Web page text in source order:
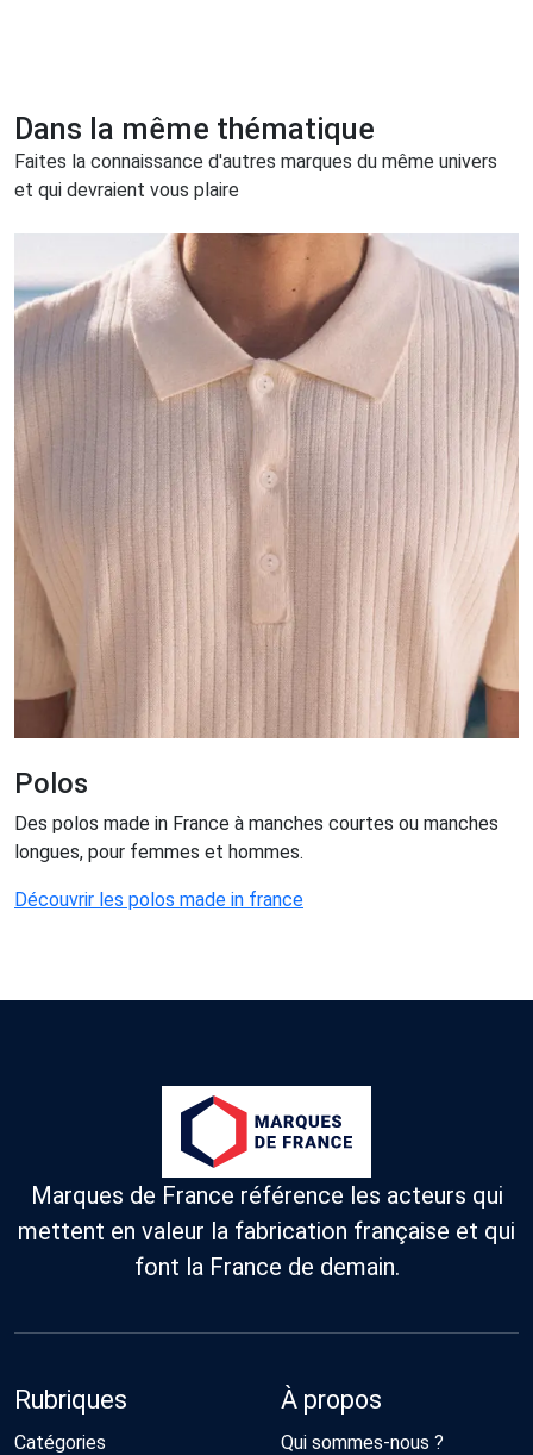
Dans la même thématique
Faites la connaissance d'autres marques du même univers
et qui devraient vous plaire
Polos
Des polos made in France à manches courtes ou manches
longues, pour femmes et hommes.
Découvrir les polos made in france
Marques de France référence les acteurs qui
mettent en valeur la fabrication française et qui
font la France de demain.
Rubriques
Catégories
À propos
Qui sommes-nous ?